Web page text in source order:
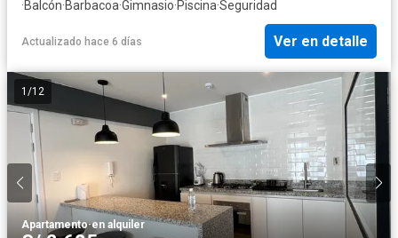
·Balcón·Barbacoa·Gimnasio·Piscina·Seguridad
Actualizado hace 6 días Ver en detalle
1 /12
Apartamento·en alquiler